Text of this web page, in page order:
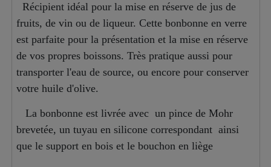
Récipient idéal pour la mise en réserve de jus de
fruits, de vin ou de liqueur. Cette bonbonne en verre
est parfaite pour la présentation et la mise en réserve
de vos propres boissons. Très pratique aussi pour
transporter l'eau de source, ou encore pour conserver
votre huile d'olive.
La bonbonne est livrée avec un pince de Mohr
brevetée, un tuyau en silicone correspondant ainsi
que le support en bois et le bouchon en liège